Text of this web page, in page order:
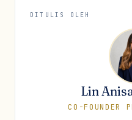
DITULIS OLEH
Lin
CO-FOUNDER